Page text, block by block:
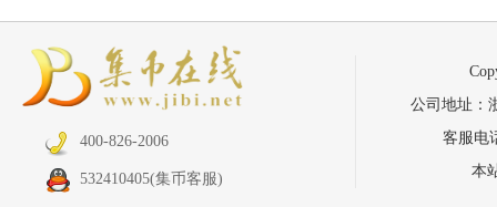
400-826-2006
532410405(集币客服)
公司地址：
客服电
本